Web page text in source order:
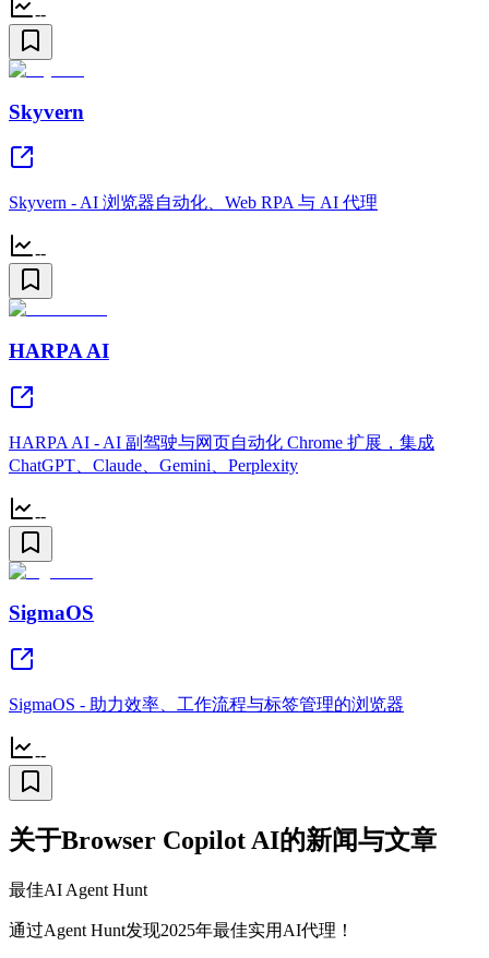
--
Skyvern
Skyvern - AI 浏览器自动化、Web RPA 与 AI 代理
--
HARPA AI
HARPA AI - AI 副驾驶与网页自动化 Chrome 扩展，集成
ChatGPT、Claude、Gemini、Perplexity
--
SigmaOS
SigmaOS - 助力效率、工作流程与标签管理的浏览器
--
关于Browser Copilot AI的新闻与文章
最佳AI Agent Hunt
通过Agent Hunt发现2025年最佳实用AI代理！